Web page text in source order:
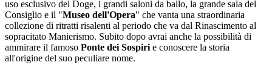
uso esclusivo ​​del Doge, i grandi saloni da ballo, la grande sala del
Consiglio e il "Museo dell'Opera" che vanta una straordinaria
collezione di ritratti risalenti al periodo che va dal Rinascimento al
sopracitato Manierismo. Subito dopo avrai anche la possibilità di
ammirare il famoso Ponte dei Sospiri e conoscere la storia
all'origine del suo peculiare nome.